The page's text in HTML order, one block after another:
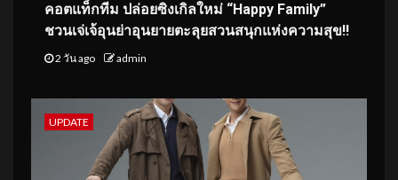
คอตแท็กทีม ปล่อยซิงเกิลใหม่ “Happy Family”
ชวนเจ่เจ้อุนย่าอุนยายตะลุยสวนสนุกแห่งความสุข!!
2 วัน ago admin
UPDATE